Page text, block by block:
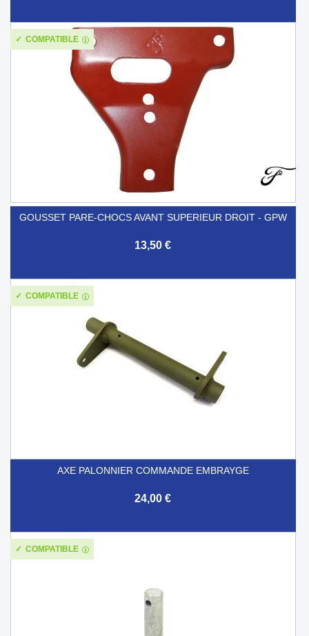
GOUSSET PARE-CHOCS AVANT SUPERIEUR DROIT - GPW
13,50 €
COMPATIBLE
AXE PALONNIER COMMANDE EMBRAYGE
24,00 €
COMPATIBLE
COMPATIBLE